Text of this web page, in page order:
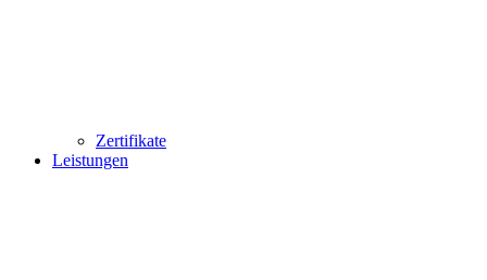
Zertifikate
Leistungen